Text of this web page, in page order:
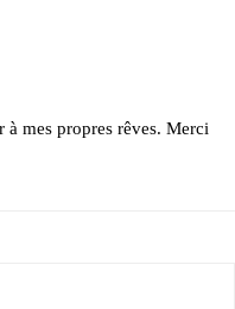
à mes propres rêves. Merci